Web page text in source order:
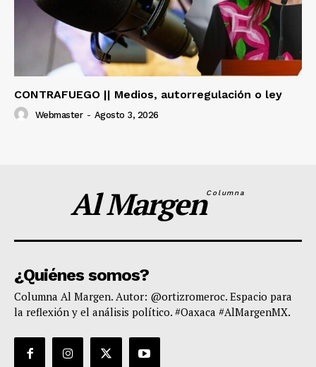
CONTRAFUEGO || Medios, autorregulación o ley
Webmaster - Agosto 3, 2026
Al MargenColumna
¿Quiénes somos?
Columna Al Margen. Autor: @ortizromeroc. Espacio para
la reflexión y el análisis político. #Oaxaca #AlMargenMX.